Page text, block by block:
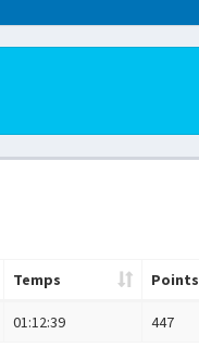
Temps Points
01:12:39 447